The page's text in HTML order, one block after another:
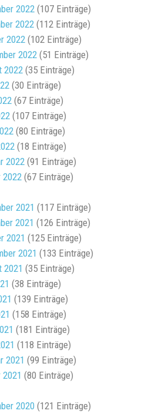
2022(107 Einträge)
2022(112 Einträge)
2022(102 Einträge)
2022(51 Einträge)
2022(35 Einträge)
(30 Einträge)
(67 Einträge)
(107 Einträge)
(80 Einträge)
(18 Einträge)
2022(91 Einträge)
2022(67 Einträge)
2021 (117 Einträge)
2021 (126 Einträge)
2021 (125 Einträge)
2021 (133 Einträge)
2021 (35 Einträge)
(38 Einträge)
(139 Einträge)
(158 Einträge)
(181 Einträge)
(118 Einträge)
2021 (99 Einträge)
(80 Einträge)
2020(121 Einträge)